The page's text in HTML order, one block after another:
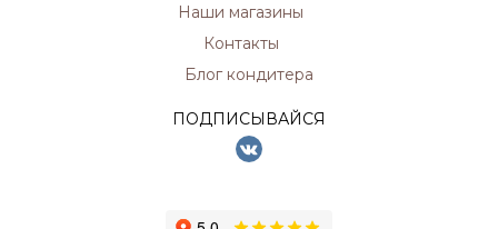
Наши магазины
Контакты
Блог кондитера
ПОДПИСЫВАЙСЯ